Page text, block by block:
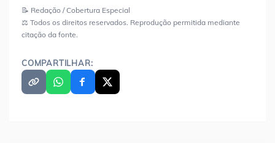
📝 Redação / Cobertura Especial
⚖️ Todos os direitos reservados. Reprodução permitida mediante
citação da fonte.
COMPARTILHAR: